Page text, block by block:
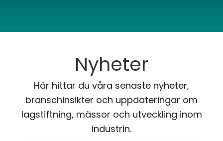
Nyheter
Här hittar du våra senaste nyheter,
branschinsikter och uppdateringar om
lagstiftning, mässor och utveckling inom
industrin.